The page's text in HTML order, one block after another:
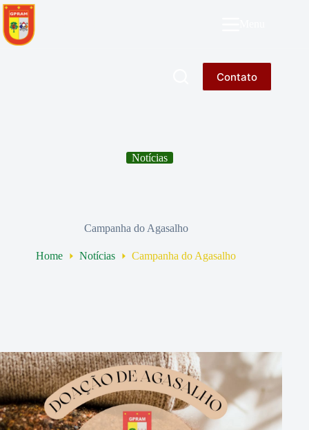
Pular
para
o
conteúdo
Contato
Notícias
Campanha do Agasalho
Home Notícias Campanha do Agasalho